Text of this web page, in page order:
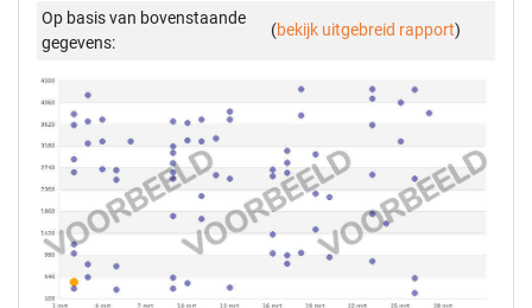
Op basis van bovenstaande
gegevens:
(bekijk uitgebreid rapport)